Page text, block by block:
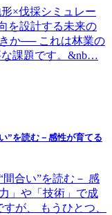
×伐採シミュレー
を設計する未来の
か── これは林業の
課題です。&nb…
”を読む－感性が育てる
合い”を読む－ 感
」や「技術」で成
が、 もうひとつ、